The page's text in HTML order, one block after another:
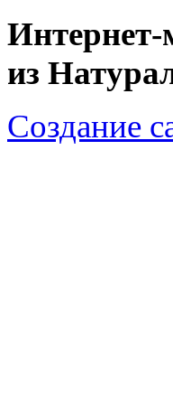
из
Создание